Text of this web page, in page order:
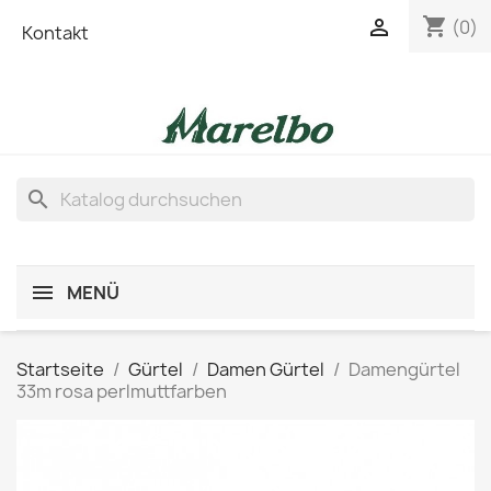
Kontakt shopping_cart (0)

search
MENÜ
Startseite Gürtel Damen Gürtel
Damengürtel
33m rosa perlmuttfarben